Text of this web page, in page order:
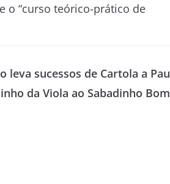
o “curso teórico-prático de
leva sucessos de Cartola a Pau
da Viola ao Sabadinho Bom